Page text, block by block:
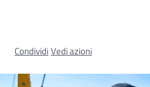
Istituti
formazione
CondividiVedi azioni